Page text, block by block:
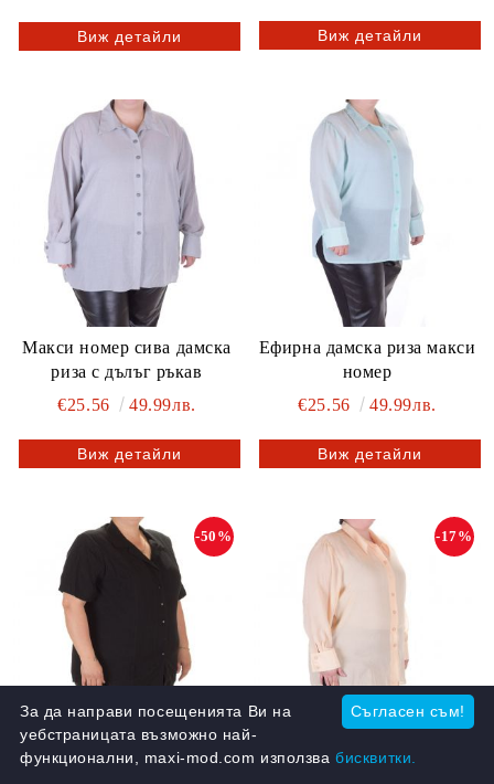
Виж детайли Виж детайли
Макси номер сива дамска
риза с дълъг ръкав
€25.56
49.99лв.
Виж детайли
Ефирна дамска риза макси
номер
€25.56
49.99лв.
Виж детайли
Черна дамска риза с къс
-50%
Дамска риза макси номер
-17%
Съгласен съм!
За да направи посещенията Ви на
уебстраницата възможно най-
функционални, maxi-mod.com използвабисквитки.